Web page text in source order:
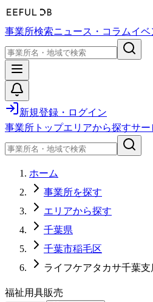
事業所検索ニュース・コラムイベ
新規登録・ログイン
事業所トップエリアから探すサー
ホーム
事業所を探す
エリアから探す
千葉県
千葉市稲毛区
ライフケアタカサ千葉支
福祉用具販売